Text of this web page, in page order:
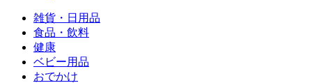
雑貨・日用品
食品・飲料
健康
ベビー用品
おでかけ